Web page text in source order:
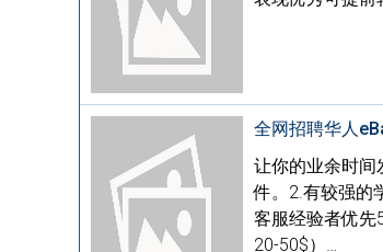
全网招聘华人
让你的业余时间
件。2.有较强的
客服经验者优先
20-50$）…